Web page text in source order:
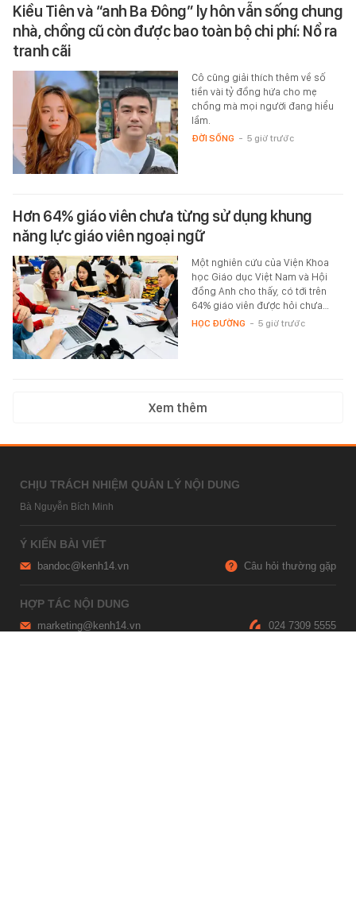
Kiều Tiên và “anh Ba Đông” ly hôn vẫn sống chung
nhà, chồng cũ còn được bao toàn bộ chi phí: Nổ ra
tranh cãi
Cô cũng giải thích thêm về số
tiền vài tỷ đồng hứa cho mẹ
chồng mà mọi người đang hiểu
lầm.
ĐỜI SỐNG - 5 giờ trước
Hơn 64% giáo viên chưa từng sử dụng khung
năng lực giáo viên ngoại ngữ
Một nghiên cứu của Viện Khoa
học Giáo dục Việt Nam và Hội
đồng Anh cho thấy, có tới trên
64% giáo viên được hỏi chưa…
HỌC ĐƯỜNG - 5 giờ trước
Xem thêm
CHỊU TRÁCH NHIỆM QUẢN LÝ NỘI DUNG
Bà Nguyễn Bích Minh
Ý KIẾN BÀI VIẾT
bandoc@kenh14.vn Câu hỏi thường gặp
HỢP TÁC NỘI DUNG
marketing@kenh14.vn 024 7309 5555